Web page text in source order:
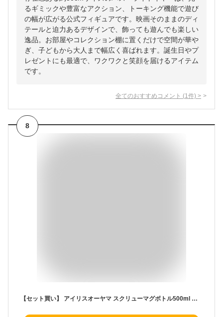
るギミックや豊富なアクション、トーキング機能で遊び
の幅が広がる公式フィギュアです。映画そのままのディ
テールと迫力あるデザインで、飾っても遊んでも楽しい
逸品。お部屋やコレクション棚に置くだけで空間が華や
ぎ、子どもから大人まで幅広く喜ばれます。誕生日やプ
レゼントにも最適で、ワクワクと笑顔を届けるアイテム
です。
全てのおすすめコメント (1 件) >
8
【セット買い】 アイリスオーヤマ スクリューマグボトル500ml グレー ×ドリップ式コーヒーメーカー ブラック